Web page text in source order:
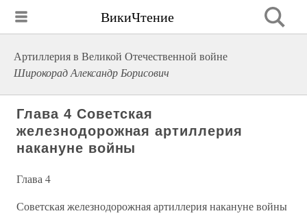
ВикиЧтение
Артиллерия в Великой Отечественной войне
Широкорад Александр Борисович
Глава 4 Советская
железнодорожная артиллерия
накануне войны
Глава 4
Советская железнодорожная артиллерия накануне войны